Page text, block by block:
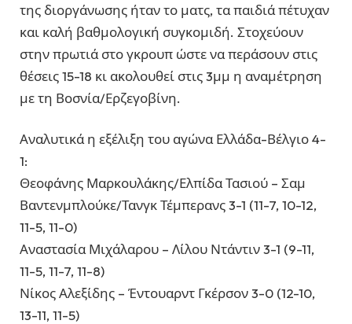
της διοργάνωσης ήταν το ματς, τα παιδιά πέτυχαν
και καλή βαθμολογική συγκομιδή. Στοχεύουν
στην πρωτιά στο γκρουπ ώστε να περάσουν στις
θέσεις 15-18 κι ακολουθεί στις 3μμ η αναμέτρηση
με τη Βοσνία/Ερζεγοβίνη.
Αναλυτικά η εξέλιξη του αγώνα Ελλάδα-Βέλγιο 4-
1:
Θεοφάνης Μαρκουλάκης/Ελπίδα Τασιού – Σαμ
Βαντενμπλούκε/Τανγκ Τέμπερανς 3-1 (11-7, 10-12,
11-5, 11-0)
Αναστασία Μιχάλαρου – Λίλου Ντάντιν 3-1 (9-11,
11-5, 11-7, 11-8)
Νίκος Αλεξίδης – Έντουαρντ Γκέρσον 3-0 (12-10,
13-11, 11-5)